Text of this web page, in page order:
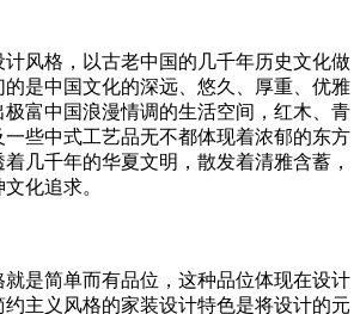
风格，以古老中国的几千年历史文化做
是中国文化的深远、悠久、厚重、优雅
富中国浪漫情调的生活空间，红木、青
些中式工艺品无不都体现着浓郁的东方
几千年的华夏文明，散发着清雅含蓄，
化追求。
是简单而有品位，这种品位体现在设计
约主义风格的家装设计特色是将设计的元